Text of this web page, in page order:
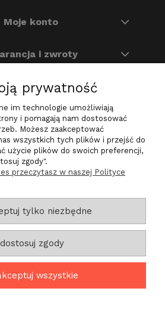
Moje konto
i zwroty
O nas
Na skróty
do nas
sklep@life-star.pl
ul. Tylna 27a/6
prywatność
im technologie umożliwiają
i pomagają nam dostosować
Możesz zaakceptować
wszystkich tych plików i przejść do
użycie plików do swoich preferencji,
zgody".
przeczytasz w naszej Polityce
tylko niezbędne
dostosuj zgody
wszystkie